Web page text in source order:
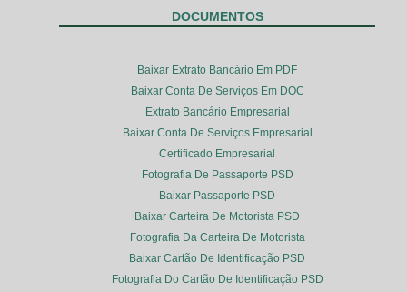
DOCUMENTOS
Baixar Extrato Bancário Em PDF
Baixar Conta De Serviços Em DOC
Extrato Bancário Empresarial
Baixar Conta De Serviços Empresarial
Certificado Empresarial
Fotografia De Passaporte PSD
Baixar Passaporte PSD
Baixar Carteira De Motorista PSD
Fotografia Da Carteira De Motorista
Baixar Cartão De Identificação PSD
Fotografia Do Cartão De Identificação PSD